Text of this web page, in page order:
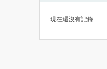
現在還沒有記錄